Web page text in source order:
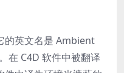
的英文名是 Ambient
在 C4D 软件中被翻译